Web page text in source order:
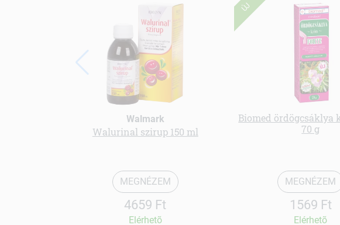
Walmark
Walurinal szirup 150 ml
MEGNÉZEM
4659 Ft
Elérhetõ
ÚJ
Biomed ördögcsáklya
70 g
MEGNÉZEM
1569 Ft
Elérhetõ